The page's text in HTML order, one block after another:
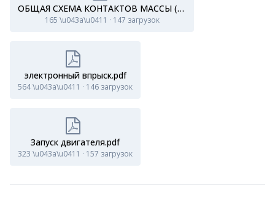
ОБЩАЯ СХЕМА КОНТАКТОВ МАССЫ (5 ДВЕРЕЙ).pdf
165 \u043a\u0411 · 147 загрузок
электронный впрыск.pdf
564 \u043a\u0411 · 146 загрузок
Запуск двигателя.pdf
323 \u043a\u0411 · 157 загрузок